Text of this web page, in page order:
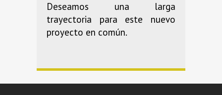
Deseamos una larga
trayectoria para este nuevo
proyecto en común.